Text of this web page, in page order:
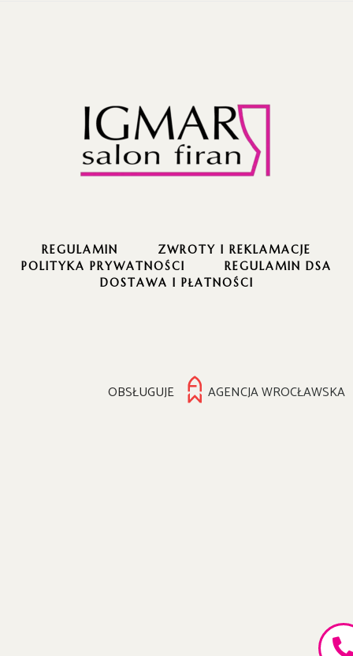
REGULAMIN
ZWROTY I REKLAMACJE
POLITYKA PRYWATNOŚCI
REGULAMIN DSA
DOSTAWA I PŁATNOŚCI
OBSŁUGUJE AGENCJA WROCŁAWSKA